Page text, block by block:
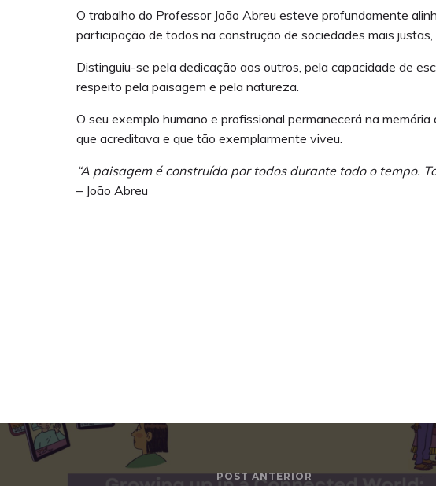
O trabalho do Professor João Abreu esteve profundamente
participação de todos na construção de sociedades mais
Distinguiu-se pela dedicação aos outros, pela capacidade de
respeito pela paisagem e pela natureza.
O seu exemplo humano e profissional permanecerá na
que acreditava e que tão exemplarmente viveu.
“A paisagem é construída por todos durante todo o tempo.
– João Abreu
POST ANTERIOR